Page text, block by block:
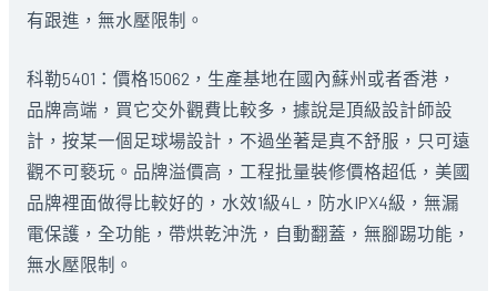
有跟進，無水壓限制。
科勒5401：價格15062，生產基地在國內蘇州或者香港，
品牌高端，買它交外觀費比較多，據說是頂級設計師設
計，按某一個足球場設計，不過坐著是真不舒服，只可遠
觀不可褻玩。品牌溢價高，工程批量裝修價格超低，美國
品牌裡面做得比較好的，水效1級4L，防水IPX4級，無漏
電保護，全功能，帶烘乾沖洗，自動翻蓋，無腳踢功能，
無水壓限制。